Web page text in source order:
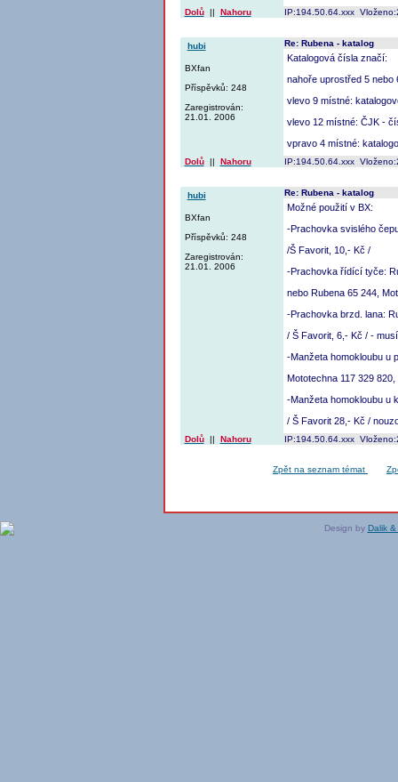
Dolů|| Nahoru IP:194.50.64.xxx
hubi
BXfan
Příspěvků: 248
Zaregistrován:
21.01. 2006
Re: Rubena - katalog
Katalogová čísla značí:
nahoře uprostřed 5 nebo
vlevo 9 místné:
vlevo 12 místné: ČJK -
vpravo 4 místné:
Dolů|| Nahoru IP:194.50.64.xxx
hubi
BXfan
Příspěvků: 248
Zaregistrován:
21.01. 2006
Re: Rubena - katalog
Možné použití v BX:
-Prachovka svislého
/Š Favorit, 10,- Kč /
-Prachovka řídící tyče:
nebo Rubena 65 244,
-Prachovka brzd. lana:
/ Š Favorit, 6,- Kč / -
-Manžeta homokloubu u
Mototechna 117 329
-Manžeta homokloubu u
/ Š Favorit 28,- Kč /
Dolů|| Nahoru IP:194.50.64.xxx
Zpět na seznam témat
Design by Dalik &